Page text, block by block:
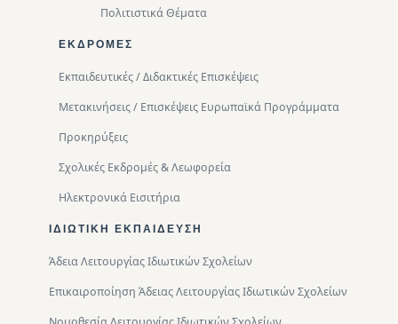
Πολιτιστικά Θέματα
ΕΚΔΡΟΜΈΣ
Εκπαιδευτικές / Διδακτικές Επισκέψεις
Μετακινήσεις / Επισκέψεις Ευρωπαϊκά Προγράμματα
Προκηρύξεις
Σχολικές Εκδρομές & Λεωφορεία
Ηλεκτρονικά Εισιτήρια
ΙΔΙΩΤΙΚΉ ΕΚΠΑΊΔΕΥΣΗ
Άδεια Λειτουργίας Ιδιωτικών Σχολείων
Επικαιροποίηση Άδειας Λειτουργίας Ιδιωτικών Σχολείων